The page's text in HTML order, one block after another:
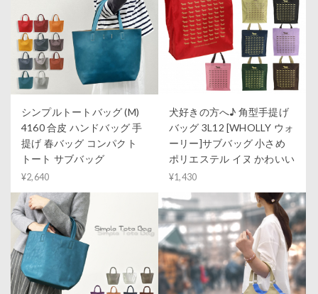
シンプルトートバッグ (M)
4160 合皮 ハンドバッグ 手
提げ 春バッグ コンパクト
トート サブバッグ
¥2,640
犬好きの方へ♪ 角型手提げ
バッグ 3L12 [WHOLLY ウォ
ーリー]サブバッグ 小さめ
ポリエステル イヌ かわいい
¥1,430